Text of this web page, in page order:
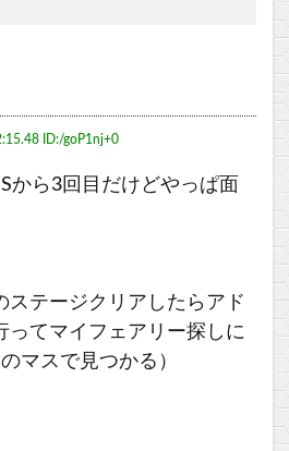
ID:/goP1nj+0
から3回目だけどやっぱ面
ステージクリアしたらアド
ってマイフェアリー探しに
マスで見つかる）